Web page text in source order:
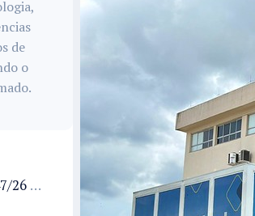
de
o
Projeto de Lei 1947/26 propõe fim de margens para cartão de crédito e consignado do INSS